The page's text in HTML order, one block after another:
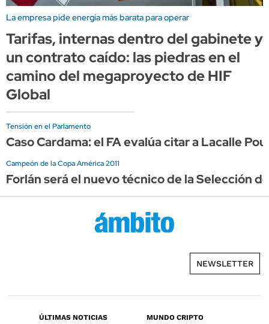
La empresa pide energía más barata para operar
Tarifas, internas dentro del gabinete y
un contrato caído: las piedras en el
camino del megaproyecto de HIF
Global
Tensión en el Parlamento
Caso Cardama: el FA evalúa citar a Lacalle
Campeón de la Copa América 2011
Forlán será el nuevo técnico de la Selección
NEWSLETTER
ÚLTIMAS NOTICIAS MUNDO CRIPTO